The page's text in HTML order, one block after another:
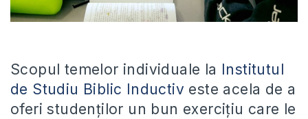
Scopul temelor individuale la Institutul
de Studiu Biblic Inductiv este acela de a
oferi studenților un bun exercițiu care le